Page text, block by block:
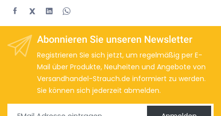
X
Abonnieren Sie unseren Newsletter
Registrieren Sie sich jetzt, um regelmäßig per E-
Mail über Produkte, Neuheiten und Angebote von
Versandhandel-Strauch.de informiert zu werden.
Sie können sich jederzeit abmelden.